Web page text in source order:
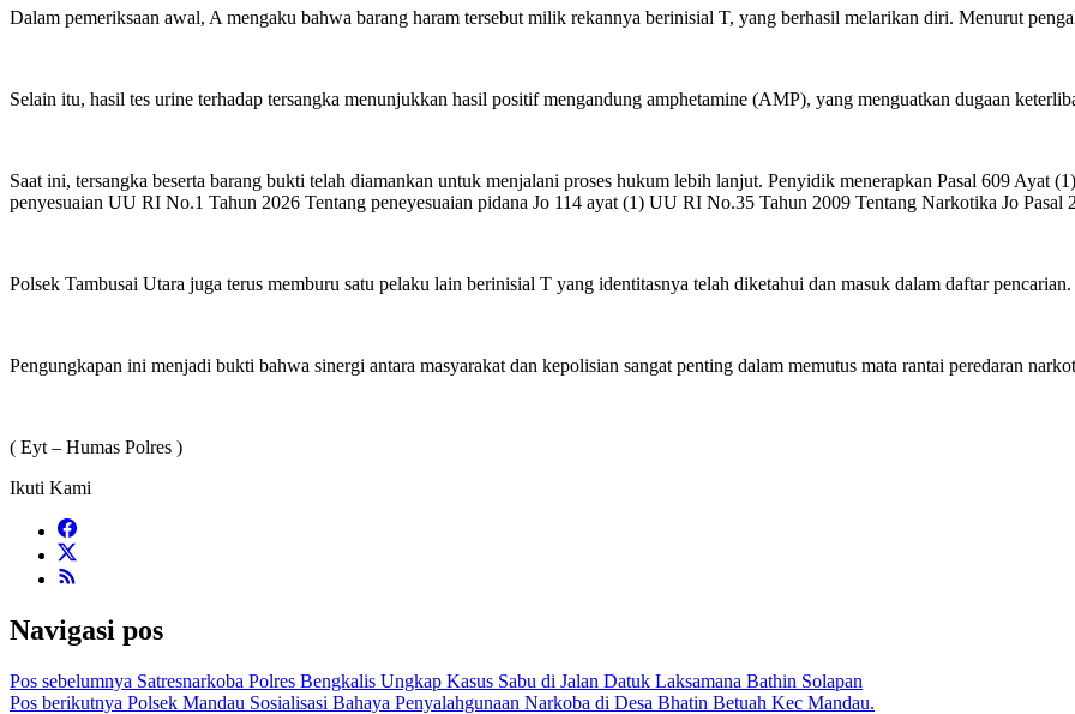
Dalam pemeriksaan awal, A mengaku bahwa barang haram tersebut milik rekannya berinisial T, yang berhasil melarikan diri. Menurut
Selain itu, hasil tes urine terhadap tersangka menunjukkan hasil positif mengandung amphetamine (AMP), yang menguatkan dugaan
Saat ini, tersangka beserta barang bukti telah diamankan untuk menjalani proses hukum lebih lanjut. Penyidik menerapkan Pasal 609
penyesuaian UU RI No.1 Tahun 2026 Tentang peneyesuaian pidana Jo 114 ayat (1) UU RI No.35 Tahun 2009 Tentang Narkotika Jo
Polsek Tambusai Utara juga terus memburu satu pelaku lain berinisial T yang identitasnya telah diketahui dan masuk dalam daftar pencarian.
Pengungkapan ini menjadi bukti bahwa sinergi antara masyarakat dan kepolisian sangat penting dalam memutus mata rantai peredaran
( Eyt – Humas Polres )
Ikuti Kami
Navigasi pos
Pos sebelumnya Satresnarkoba Polres Bengkalis Ungkap Kasus Sabu di Jalan Datuk Laksamana Bathin Solapan
Pos berikutnya Polsek Mandau Sosialisasi Bahaya Penyalahgunaan Narkoba di Desa Bhatin Betuah Kec Mandau.